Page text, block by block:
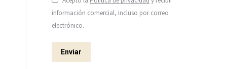
información comercial, incluso por correo
electrónico.
Enviar